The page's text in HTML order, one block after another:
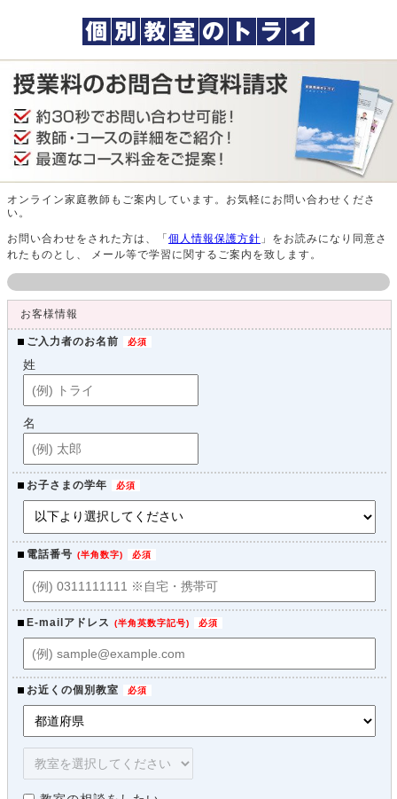
オンライン家庭教師もご案内しています。お気軽にお問い合わせくださ
い。
お問い合わせをされた方は、「個人情報保護方針 」をお読みになり同意さ
れたものとし、 メール等で学習に関するご案内を致します。
お客様情報
ご入力者のお名前
姓
名
お子さまの学年
電話番号 (半角数字)
E-mailアドレス (半角英数字記号)
お近くの個別教室